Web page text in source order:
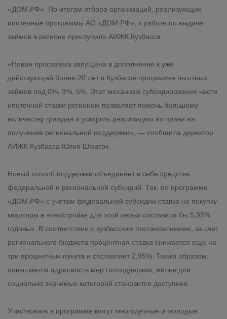
«ДОМ.РФ». По итогам отбора организаций, реализующих
ипотечные программы АО «ДОМ.РФ», к работе по выдаче
займов в регионе приступило АИЖК Кузбасса.
«Новая программа запущена в дополнение к уже
действующей более 20 лет в Кузбассе программе льготных
займов под 0%, 3%, 5%. Этот механизм субсидирования части
ипотечной ставки регионом позволяет помочь большему
количеству граждан и ускорить реализацию их права на
получение региональной поддержки», — сообщила директор
АИЖК Кузбасса Юлия Шматок.
Новый способ поддержки объединяет в себе средства
федеральной и региональной субсидий. Так, по программе
«ДОМ.РФ» с учетом федеральной субсидии ставка на покупку
квартиры в новостройке для этой семьи составила бы 5,95%
годовых. В соответствии с кузбасским постановлением, за счет
регионального бюджета процентная ставка снижается еще на
три процентных пункта и составляет 2,95%. Таким образом,
повышается адресность мер господдержки, жилье для
социально значимых категорий становится доступнее.
Участвовать в программе могут многодетные и молодые